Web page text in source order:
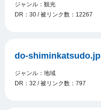
ジャンル：観光
DR：30 / 被リンク数：12267
do-shiminkatsudo.jp
ジャンル：地域
DR：32 / 被リンク数：797